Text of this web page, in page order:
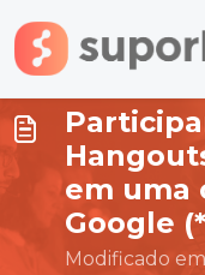
Ir para o conteúdo
em uma
Google
Modificado em